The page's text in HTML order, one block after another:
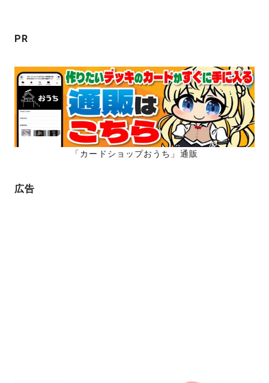
ン
PR
「カードショップおうち」通販
広告